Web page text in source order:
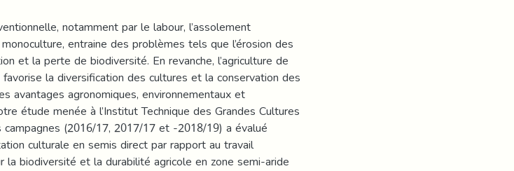
notamment par le labour, l’assolement
entraine des problèmes tels que l’érosion des
et la perte de biodiversité. En revanche, l’agriculture de
la diversification des cultures et la conservation des
avantages agronomiques, environnementaux et
étude menée à l’Institut Technique des Grandes Cultures
(2016/17, 2017/17 et -2018/19) a évalué
culturale en semis direct par rapport au travail
la biodiversité et la durabilité agricole en zone semi-aride